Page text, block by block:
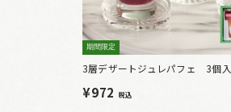
期間限定
3層デザートジュレパフェ 3個入
¥972 税込